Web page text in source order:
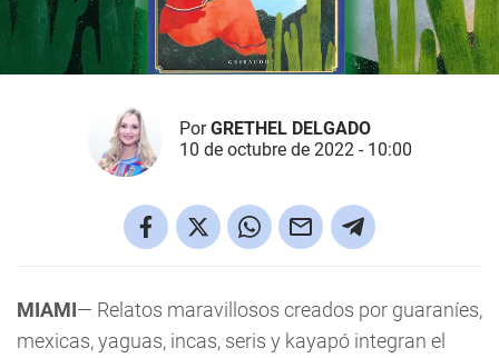
PorGRETHEL DELGADO
10 de octubre de 2022 - 10:00
MIAMI— Relatos maravillosos creados por guaraníes,
mexicas, yaguas, incas, seris y kayapó integran el